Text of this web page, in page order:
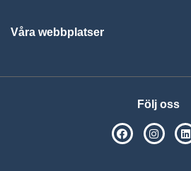
Våra webbplatser
Följ oss
SPSM på